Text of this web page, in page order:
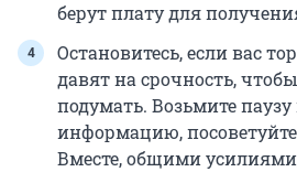
берут плату для
Остановитесь, если вас
давят на срочность,
подумать. Возьмите паузу
информацию,
Вместе, общими